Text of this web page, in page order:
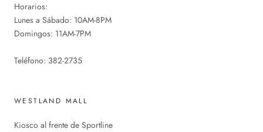
Horarios:
Lunes a Sábado: 10AM-8PM
Domingos: 11AM-7PM
Teléfono: 382-2735
WESTLAND MALL
Kiosco al frente de Sportline